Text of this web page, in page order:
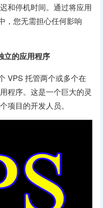
和停机时间。通过将应用
，您无需担心任何影响
立的应用程序
VPS 托管两个或多个在
程序。这是一个巨大的灵
项目的开发人员。